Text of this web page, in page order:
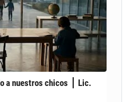
a nuestros chicos ⎪ Lic.